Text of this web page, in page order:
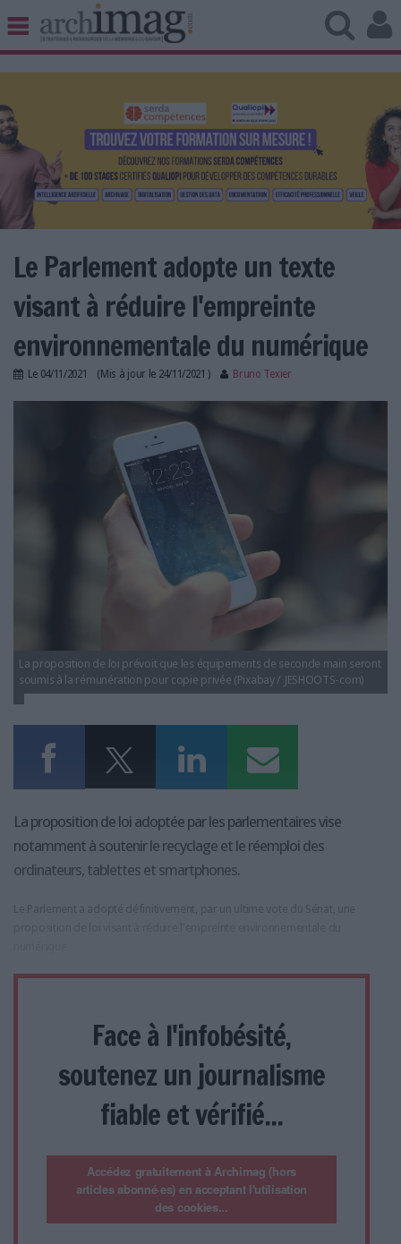
BIBLIOTHÈQUE ÉDITION
UNIVERS DATA
TRAVAIL COLLABORATIF
VIE NUMÉRIQUE
NUMÉRIQUE RESPONSABLE
LES DOSSIERS
LES NEWSLETTERS
LE MAGAZINE
LES GUIDES PRATIQUES
LES BASES DE DONNÉES
L'ESPACE EMPLOI
L'ANNUAIRE DES ACTEURS
Le Parlement adopte un texte
visant à réduire l'empreinte
environnementale du numérique
Le 04/11/2021 (Mis à jour le 24/11/2021 ) Bruno Texier
senat-empreintenumerique.jpg
La proposition de loi prévoit que les équipements de seconde main seront
soumis à la rémunération pour copie privée (Pixabay / JESHOOTS-com)
La proposition de loi adoptée par les parlementaires vise
notamment à soutenir le recyclage et le réemploi des
ordinateurs, tablettes et smartphones.
Le Parlement a adopté définitivement, par un ultime vote du Sénat, une
Face à l'infobésité,
soutenez un journalisme
fiable et vérifié...
Accédez gratuitement à Archimag (hors
articles abonné·es) en acceptant l'utilisation
des cookies...